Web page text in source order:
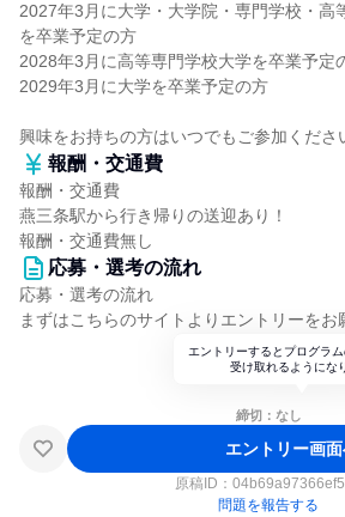
2027年3月に大学・大学院・専門学校・高
を卒業予定の方
2028年3月に高等専門学校大学を卒業予定
2029年3月に大学を卒業予定の方
興味をお持ちの方はいつでもご参加くださ
報酬・交通費
報酬・交通費
燕三条駅から行き帰りの送迎あり！
報酬・交通費無し
応募・選考の流れ
応募・選考の流れ
まずはこちらのサイトよりエントリーをお
エントリーするとプログラ
受け取れるようにな
締切：なし
エントリー画
原稿ID：
問題を報告する